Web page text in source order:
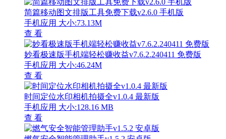
简篇移动图文排版工具免费下载v2.6.0 手机版
手机应用 大小:73.13M
查 看
妙看极速版手机端轻松赚收益v7.6.2.240411 免费版
手机应用 大小:46.24M
查 看
时间定位水印相机拍摄全v1.0.4 最新版
手机应用 大小:128.16 MB
查 看